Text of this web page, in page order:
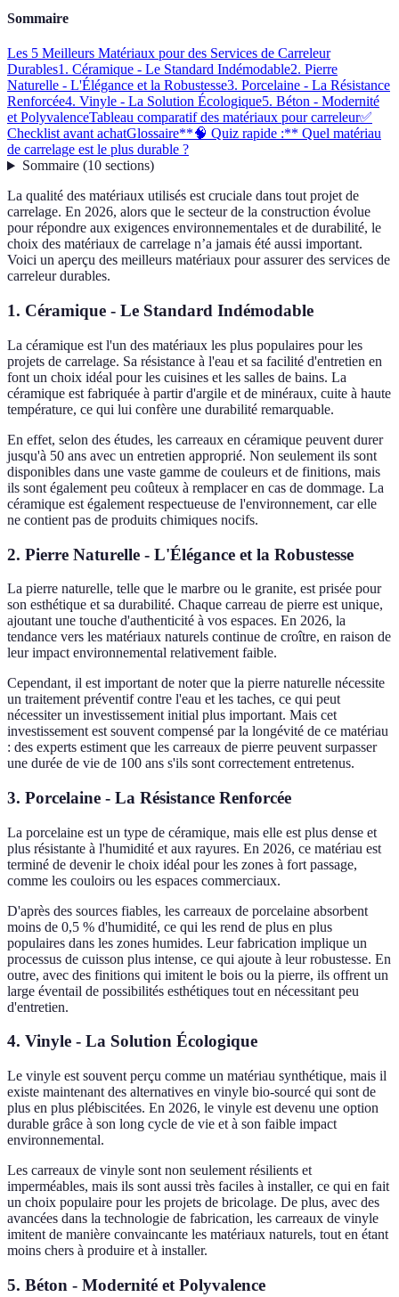
Sommaire
Les 5 Meilleurs Matériaux pour des Services de Carreleur
Durables1. Céramique - Le Standard Indémodable2. Pierre
Naturelle - L'Élégance et la Robustesse3. Porcelaine - La Résistance
Renforcée4. Vinyle - La Solution Écologique5. Béton - Modernité
et PolyvalenceTableau comparatif des matériaux pour carreleur✅
Checklist avant achatGlossaire**🧠 Quiz rapide :** Quel matériau
de carrelage est le plus durable ?
Sommaire(10 sections)
La qualité des matériaux utilisés est cruciale dans tout projet de
carrelage. En 2026, alors que le secteur de la construction évolue
pour répondre aux exigences environnementales et de durabilité, le
choix des matériaux de carrelage n’a jamais été aussi important.
Voici un aperçu des meilleurs matériaux pour assurer des services de
carreleur durables.
1. Céramique - Le Standard Indémodable
La céramique est l'un des matériaux les plus populaires pour les
projets de carrelage. Sa résistance à l'eau et sa facilité d'entretien en
font un choix idéal pour les cuisines et les salles de bains. La
céramique est fabriquée à partir d'argile et de minéraux, cuite à haute
température, ce qui lui confère une durabilité remarquable.
En effet, selon des études, les carreaux en céramique peuvent durer
jusqu'à 50 ans avec un entretien approprié. Non seulement ils sont
disponibles dans une vaste gamme de couleurs et de finitions, mais
ils sont également peu coûteux à remplacer en cas de dommage. La
céramique est également respectueuse de l'environnement, car elle
ne contient pas de produits chimiques nocifs.
2. Pierre Naturelle - L'Élégance et la Robustesse
La pierre naturelle, telle que le marbre ou le granite, est prisée pour
son esthétique et sa durabilité. Chaque carreau de pierre est unique,
ajoutant une touche d'authenticité à vos espaces. En 2026, la
tendance vers les matériaux naturels continue de croître, en raison de
leur impact environnemental relativement faible.
Cependant, il est important de noter que la pierre naturelle nécessite
un traitement préventif contre l'eau et les taches, ce qui peut
nécessiter un investissement initial plus important. Mais cet
investissement est souvent compensé par la longévité de ce matériau
: des experts estiment que les carreaux de pierre peuvent surpasser
une durée de vie de 100 ans s'ils sont correctement entretenus.
3. Porcelaine - La Résistance Renforcée
La porcelaine est un type de céramique, mais elle est plus dense et
plus résistante à l'humidité et aux rayures. En 2026, ce matériau est
terminé de devenir le choix idéal pour les zones à fort passage,
comme les couloirs ou les espaces commerciaux.
D'après des sources fiables, les carreaux de porcelaine absorbent
moins de 0,5 % d'humidité, ce qui les rend de plus en plus
populaires dans les zones humides. Leur fabrication implique un
processus de cuisson plus intense, ce qui ajoute à leur robustesse. En
outre, avec des finitions qui imitent le bois ou la pierre, ils offrent un
large éventail de possibilités esthétiques tout en nécessitant peu
d'entretien.
4. Vinyle - La Solution Écologique
Le vinyle est souvent perçu comme un matériau synthétique, mais il
existe maintenant des alternatives en vinyle bio-sourcé qui sont de
plus en plus plébiscitées. En 2026, le vinyle est devenu une option
durable grâce à son long cycle de vie et à son faible impact
environnemental.
Les carreaux de vinyle sont non seulement résilients et
imperméables, mais ils sont aussi très faciles à installer, ce qui en fait
un choix populaire pour les projets de bricolage. De plus, avec des
avancées dans la technologie de fabrication, les carreaux de vinyle
imitent de manière convaincante les matériaux naturels, tout en étant
moins chers à produire et à installer.
5. Béton - Modernité et Polyvalence